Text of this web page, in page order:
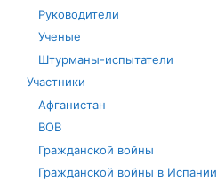
Руководители
Ученые
Штурманы-испытатели
Участники
Афганистан
ВОВ
Гражданской войны
Гражданской войны в Испании